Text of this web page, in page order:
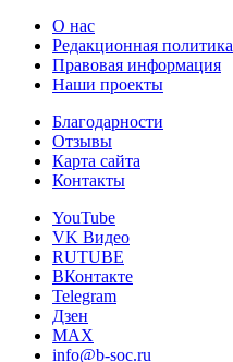
О нас
Редакционная политика
Правовая информация
Наши проекты
Благодарности
Отзывы
Карта сайта
Контакты
YouTube
VK Видео
RUTUBE
ВКонтакте
Telegram
Дзен
MAX
info@b-soc.ru